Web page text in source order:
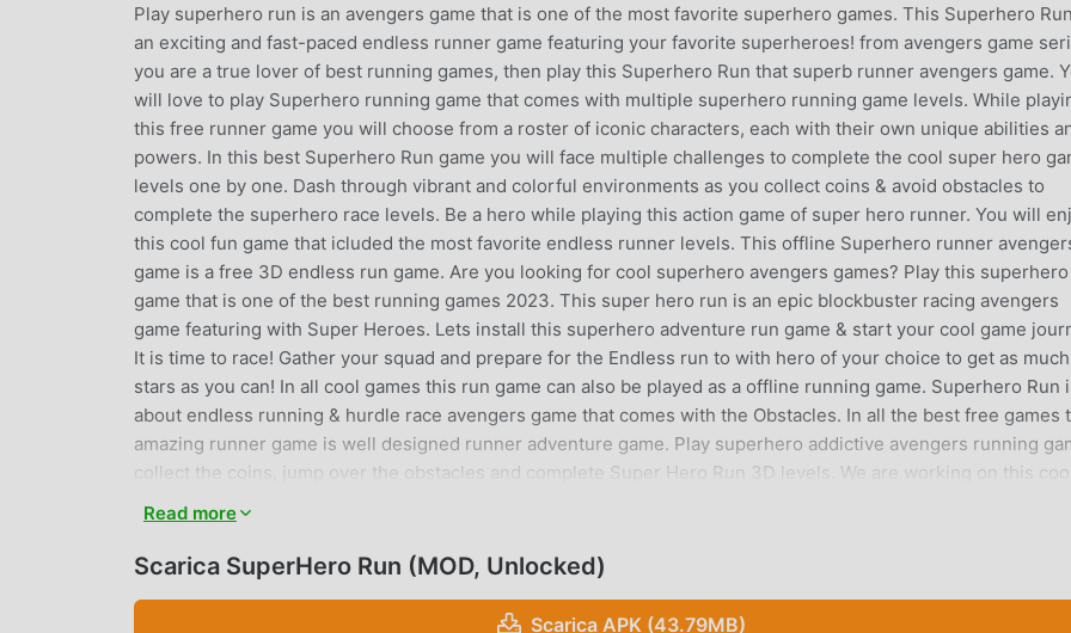
Play superhero run is an avengers game that is one of the most favorite superhero games. This Superhero
an exciting and fast-paced endless runner game featuring your favorite superheroes! from avengers game
you are a true lover of best running games, then play this Superhero Run that superb runner avengers game.
will love to play Superhero running game that comes with multiple superhero running game levels. While
this free runner game you will choose from a roster of iconic characters, each with their own unique abilities
powers. In this best Superhero Run game you will face multiple challenges to complete the cool super hero
levels one by one. Dash through vibrant and colorful environments as you collect coins & avoid obstacles to
complete the superhero race levels. Be a hero while playing this action game of super hero runner. You will
this cool fun game that icluded the most favorite endless runner levels. This offline Superhero runner
game is a free 3D endless run game. Are you looking for cool superhero avengers games? Play this
game that is one of the best running games 2023. This super hero run is an epic blockbuster racing avengers
game featuring with Super Heroes. Lets install this superhero adventure run game & start your cool game
It is time to race! Gather your squad and prepare for the Endless run to with hero of your choice to get as much
stars as you can! In all cool games this run game can also be played as a offline running game. Superhero Run
about endless running & hurdle race avengers game that comes with the Obstacles. In all the best free games
amazing runner game is well designed runner adventure game. Play superhero addictive avengers running
collect the coins, jump over the obstacles and complete Super Hero Run 3D levels. We are working on this
this Superhero Run Race 3D is one best fun race game. Superhero Run Features:Game Play:★ All Superheros
run one by one★ Pick the all check points★ Jump and move to dodge obstacles.Superhero Run Features:★
Amazing racing experience.★ Best time killer game.★ Also play Superhero Game offline easily.★ Stunning and
Gorgeous Voxel art graphics.★ Famous Super Heroes Characters★ Multiple Runner Superhero Levels
Read more
Scarica SuperHero Run (MOD, Unlocked)
Scarica APK (43.79MB)